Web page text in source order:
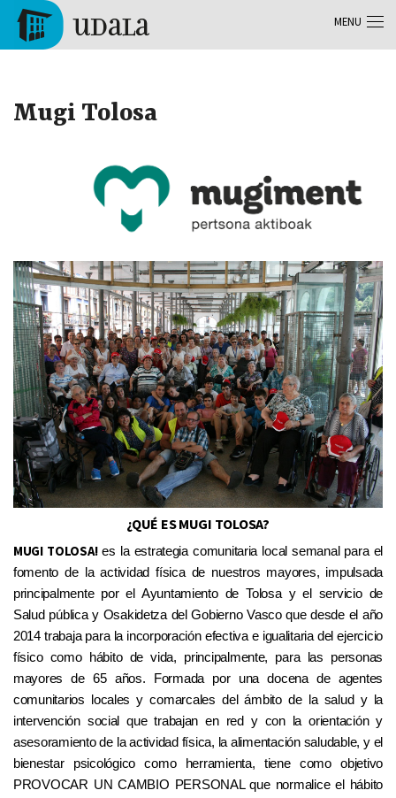
Aller au contenu principal
Mugi Tolosa
¿QUÉ ES MUGI TOLOSA?
MUGI TOLOSA!es la estrategia comunitaria localsemanal para el
fomento de la actividad física de nuestros mayores, impulsada
principalmente por el Ayuntamiento deTolosa y el servicio de
Salud pública y Osakidetza del Gobierno Vasco quedesde el año
2014 trabajapara la incorporación efectiva e igualitaria del ejercicio
físico como hábito de vida, principalmente,
para las personas
mayores de 65 años. Formada por una docena de agentes
comunitarios locales y comarcales del ámbito de la salud y la
intervención social que trabajan en red y con la orientación y
asesoramiento de la actividad física, la alimentación saludable, y el
bienestar psicológico como herramienta, tiene como objetivo
PROVOCAR UN CAMBIO PERSONAL que normalice el hábito
MENU